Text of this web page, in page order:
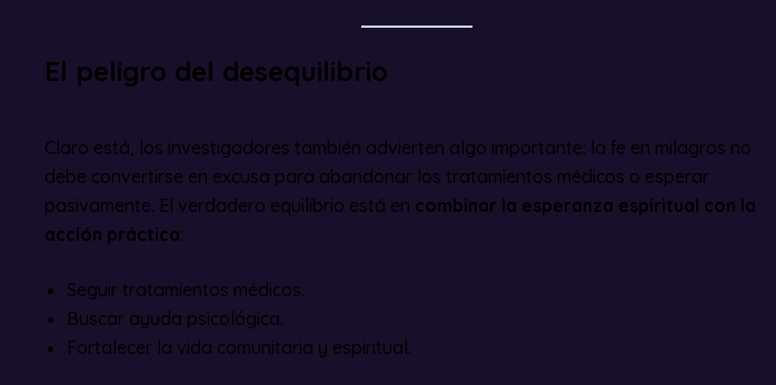
El peligro del desequilibrio
Claro está, los investigadores también advierten algo importante: la fe en milagros no
debe convertirse en excusa para abandonar los tratamientos médicos o esperar
pasivamente. El verdadero equilibrio está en combinar la esperanza espiritual con la
acción práctica:
Seguir tratamientos médicos.
Buscar ayuda psicológica.
Fortalecer la vida comunitaria y espiritual.